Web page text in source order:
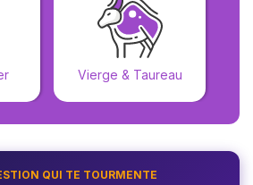
Vierge & Taureau
QUI TE TOURMENTE